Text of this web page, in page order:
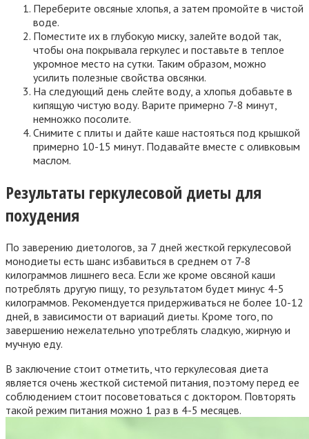
Переберите овсяные хлопья, а затем промойте в чистой
воде.
Поместите их в глубокую миску, залейте водой так,
чтобы она покрывала геркулес и поставьте в теплое
укромное место на сутки. Таким образом, можно
усилить полезные свойства овсянки.
На следующий день слейте воду, а хлопья добавьте в
кипящую чистую воду. Варите примерно 7-8 минут,
немножко посолите.
Снимите с плиты и дайте каше настояться под крышкой
примерно 10-15 минут. Подавайте вместе с оливковым
маслом.
Результаты геркулесовой диеты для
похудения
По заверению диетологов, за 7 дней жесткой геркулесовой
монодиеты есть шанс избавиться в среднем от 7-8
килограммов лишнего веса. Если же кроме овсяной каши
потреблять другую пищу, то результатом будет минус 4-5
килограммов. Рекомендуется придерживаться не более 10-12
дней, в зависимости от вариаций диеты. Кроме того, по
завершению нежелательно употреблять сладкую, жирную и
мучную еду.
В заключение стоит отметить, что геркулесовая диета
является очень жесткой системой питания, поэтому перед ее
соблюдением стоит посоветоваться с доктором. Повторять
такой режим питания можно 1 раз в 4-5 месяцев.